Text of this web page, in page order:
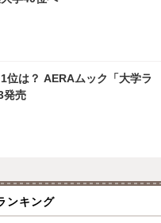
位は？ AERAムック「大学ラ
発売
ンキング